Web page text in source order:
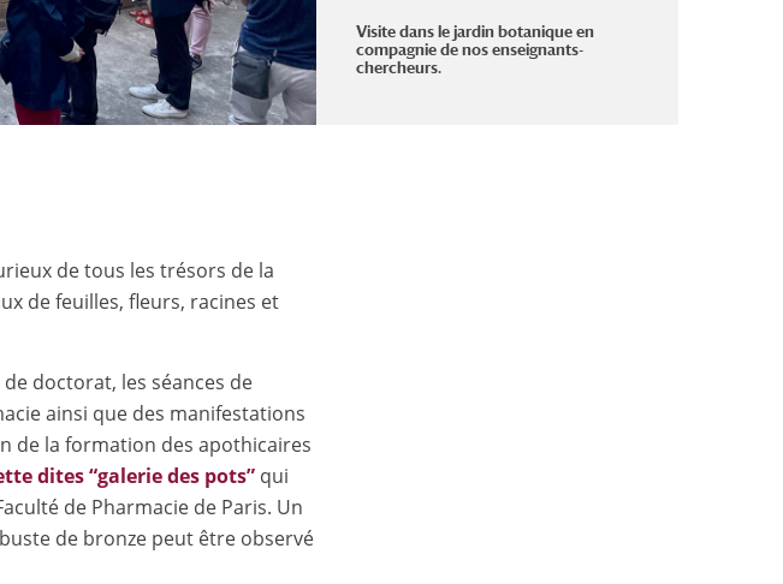
Visite dans le jardin botanique en
compagnie de nos enseignants-
chercheurs.
de tous les trésors de la
de feuilles, fleurs, racines et
doctorat, les séances de
ainsi que des manifestations
de la formation des apothicaires
dites “galerie des pots” qui
de Pharmacie de Paris. Un
de bronze peut être observé